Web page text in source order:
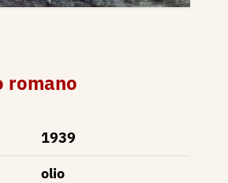
romano
1939
olio